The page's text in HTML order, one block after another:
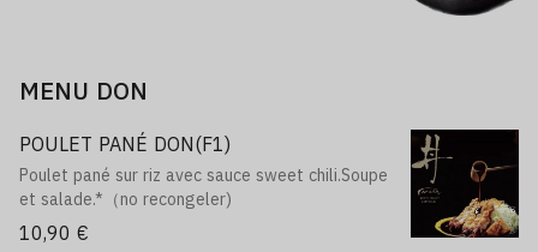
MENU DON
POULET PANÉ DON(F1)
Poulet pané sur riz avec sauce sweet chili.Soupe
et salade.*（no recongeler)
10,90 €